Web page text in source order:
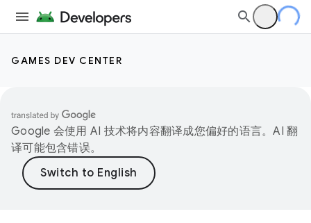
GAMES DEV CENTER
Google 会使用 AI 技术将内容翻译成您偏好的语言。AI 翻
译可能包含错误。